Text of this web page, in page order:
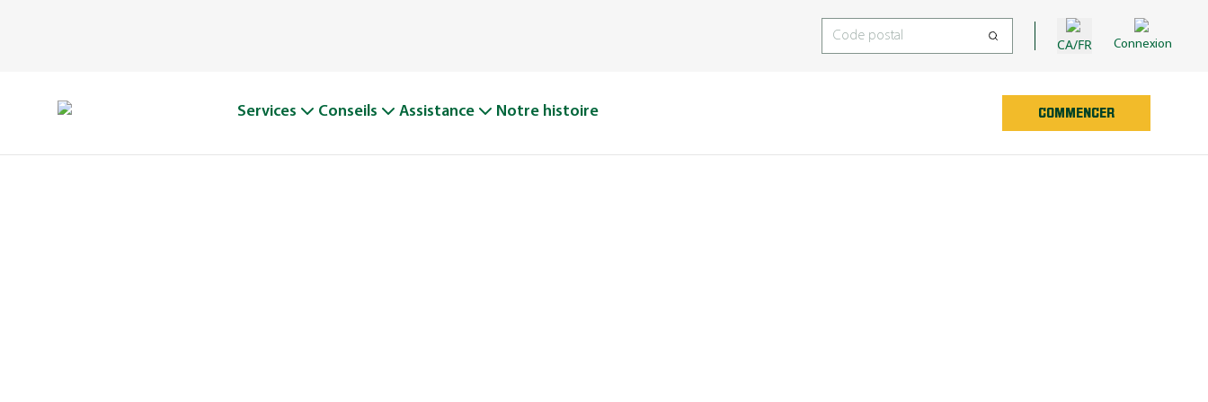
CA/FR Connexion
Services Conseils Assistance Notre histoire COMMENCER